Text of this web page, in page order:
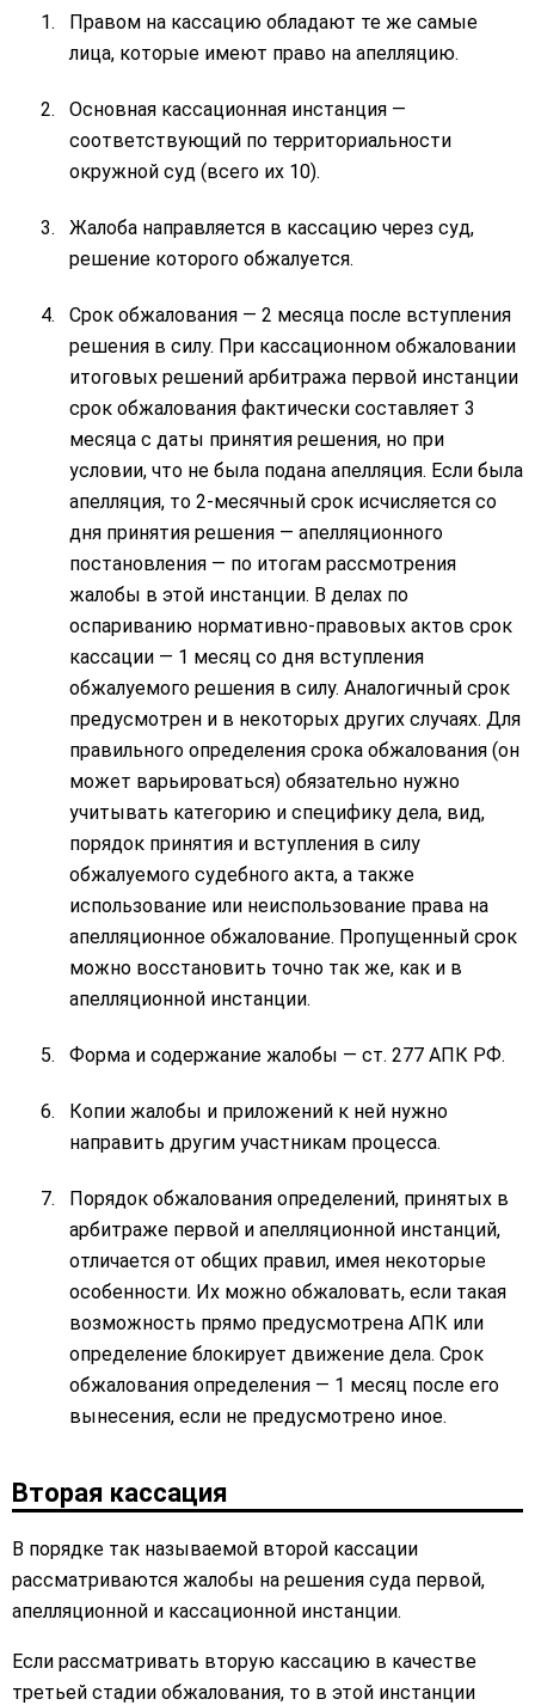
Правом на кассацию обладают те же самые
лица, которые имеют право на апелляцию.
Основная кассационная инстанция —
соответствующий по территориальности
окружной суд (всего их 10).
Жалоба направляется в кассацию через суд,
решение которого обжалуется.
Срок обжалования — 2 месяца после вступления
решения в силу. При кассационном обжаловании
итоговых решений арбитража первой инстанции
срок обжалования фактически составляет 3
месяца с даты принятия решения, но при
условии, что не была подана апелляция. Если была
апелляция, то 2-месячный срок исчисляется со
дня принятия решения — апелляционного
постановления — по итогам рассмотрения
жалобы в этой инстанции. В делах по
оспариванию нормативно-правовых актов срок
кассации — 1 месяц со дня вступления
обжалуемого решения в силу. Аналогичный срок
предусмотрен и в некоторых других случаях. Для
правильного определения срока обжалования (он
может варьироваться) обязательно нужно
учитывать категорию и специфику дела, вид,
порядок принятия и вступления в силу
обжалуемого судебного акта, а также
использование или неиспользование права на
апелляционное обжалование. Пропущенный срок
можно восстановить точно так же, как и в
апелляционной инстанции.
Форма и содержание жалобы — ст. 277 АПК РФ.
Копии жалобы и приложений к ней нужно
направить другим участникам процесса.
Порядок обжалования определений, принятых в
арбитраже первой и апелляционной инстанций,
отличается от общих правил, имея некоторые
особенности. Их можно обжаловать, если такая
возможность прямо предусмотрена АПК или
определение блокирует движение дела. Срок
обжалования определения — 1 месяц после его
вынесения, если не предусмотрено иное.
Вторая кассация
В порядке так называемой второй кассации
рассматриваются жалобы на решения суда первой,
апелляционной и кассационной инстанции.
Если рассматривать вторую кассацию в качестве
третьей стадии обжалования, то в этой инстанции